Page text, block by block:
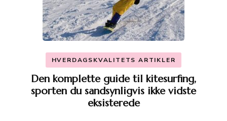
HVERDAGSKVALITETS ARTIKLER
Den komplette guide til kitesurfing,
sporten du sandsynligvis ikke vidste
eksisterede